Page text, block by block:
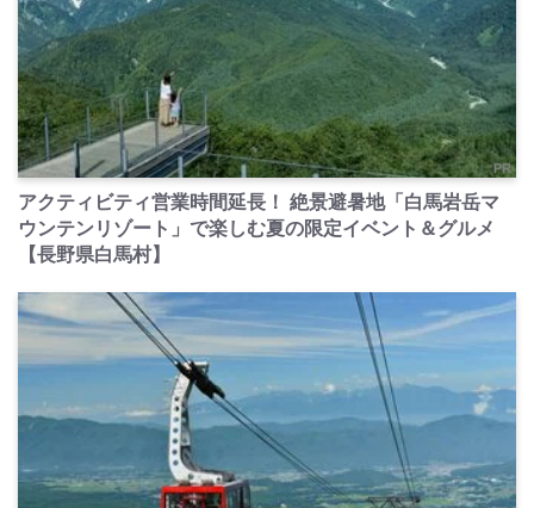
PR
アクティビティ営業時間延長！ 絶景避暑地「白馬岩岳マ
ウンテンリゾート」で楽しむ夏の限定イベント＆グルメ
【長野県白馬村】